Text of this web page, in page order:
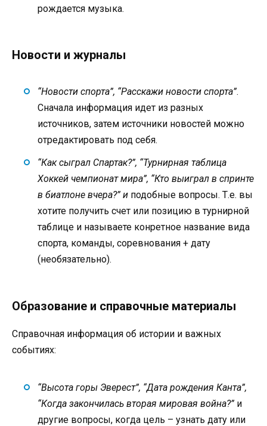
рождается музыка.
Новости и журналы
“Новости спорта”, “Расскажи новости спорта”.
Сначала информация идет из разных
источников, затем источники новостей можно
отредактировать под себя.
“Как сыграл Спартак?”, “Турнирная таблица
Хоккей чемпионат мира”, “Кто выиграл в спринте
в биатлоне вчера?” и подобные вопросы. Т.е. вы
хотите получить счет или позицию в турнирной
таблице и называете конретное название вида
спорта, команды, соревнования + дату
(необязательно).
Образование и справочные материалы
Справочная информация об истории и важных
событиях:
“Высота горы Эверест”, “Дата рождения Канта”,
“Когда закончилась вторая мировая война?” и
другие вопросы, когда цель – узнать дату или